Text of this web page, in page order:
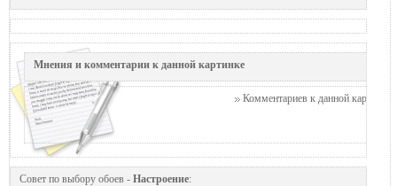
Мнения и комментарии к данной картинке
Комментариев к данной картинке
Совет по выбору обоев - Настроение: